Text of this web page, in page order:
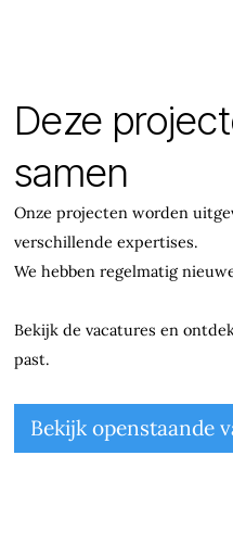
Deze
samen
Onze projecten worden
verschillende expertises.
We hebben regelmatig
Bekijk de vacatures en
past.
Bekijk openstaande